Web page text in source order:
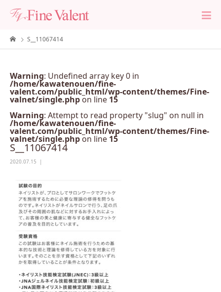
S__11067414
Warning: Undefined array key 0 in
/home/kawatenouen/fine-
valent.com/public_html/wp-content/themes/Fine-
valnet/single.phpon line 15
Warning: Attempt to read property "slug" on null in
/home/kawatenouen/fine-
valent.com/public_html/wp-content/themes/Fine-
valnet/single.phpon line 15
S__11067414
2020.07.15